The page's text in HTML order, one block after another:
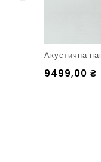
Акустична
9499,00 ₴